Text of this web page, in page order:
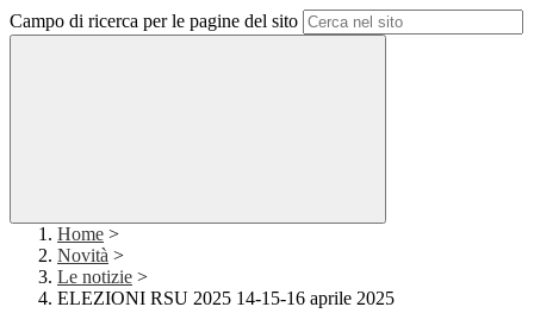
Campo di ricerca per le pagine del sito
Home >
Novità >
Le notizie >
ELEZIONI RSU 2025 14-15-16 aprile 2025